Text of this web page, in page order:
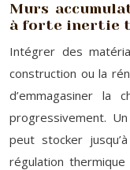
Murs
à forte inertie
Intégrer des
construction ou la
d’emmagasiner
progressivement.
peut stocker
régulation